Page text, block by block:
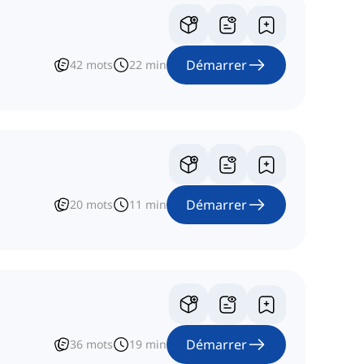
42 mots 22 min Démarrer
20 mots 11 min Démarrer
36 mots 19 min Démarrer